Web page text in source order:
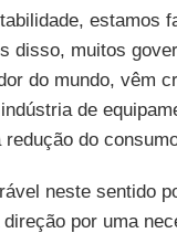
estamos
disso, muitos
do mundo, vêm
de
do
neste sentido
por uma